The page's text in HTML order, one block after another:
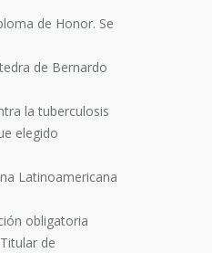
de Honor. Se
de Bernardo
la tuberculosis
elegido
Latinoamericana
obligatoria
de